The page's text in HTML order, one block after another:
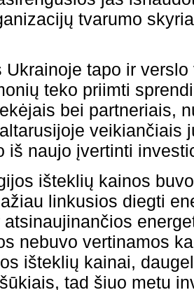
tvarumo
Ukrainoje tapo ir
teko priimti
bei partneriais,
veikiančiais
iš naujo įvertinti
išteklių kainos
linkusios diegti
nebuvo vertinamos
išteklių kainai,
tad šiuo metu